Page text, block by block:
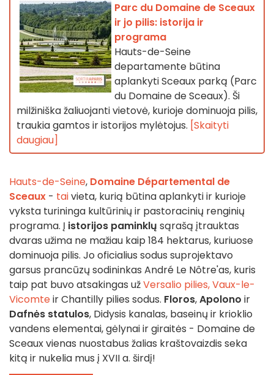
Parc du Domaine de Sceaux
ir jo pilis: istorija ir
programa
Hauts-de-Seine
departamente būtina
aplankyti Sceaux parką (Parc
du Domaine de Sceaux). Ši
milžiniška žaliuojanti vietovė, kurioje dominuoja pilis,
traukia gamtos ir istorijos mylėtojus. [Skaityti
daugiau]
Hauts-de-Seine, Domaine Départemental de
Sceaux - taivieta, kurią būtina aplankyti ir kurioje
vyksta turininga kultūrinių ir pastoracinių renginių
programa. Į istorijos paminklų sąrašą įtrauktas
dvaras užima ne mažiau kaip 184 hektarus, kuriuose
dominuoja pilis. Jo oficialius sodus suprojektavo
garsus prancūzų sodininkas André Le Nôtre'as, kuris
taip pat buvo atsakingas užVersalio pilies,Vaux-le-
Vicomteir Chantilly pilies sodus. Floros,Apolono ir
Dafnės statulos, Didysis kanalas, baseinų ir krioklio
vandens elementai, gėlynai ir giraitės - Domaine de
Sceaux vienas nuostabus žalias kraštovaizdis seka
kitą ir nukelia mus į XVII a. širdį!